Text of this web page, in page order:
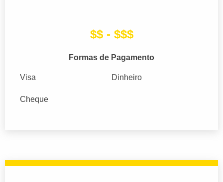
$$ - $$$
Formas de Pagamento
Visa Dinheiro
Cheque